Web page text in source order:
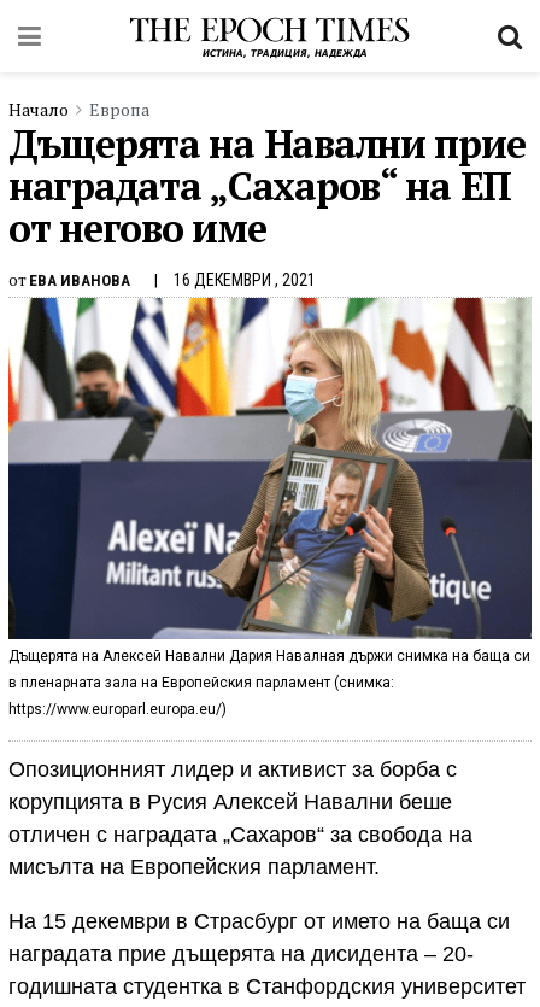
Начало Европа
Дъщерята на Навални прие
наградата „Сахаров“ на ЕП
от негово име
от ЕВА ИВАНОВА 16 ДЕКЕМВРИ , 2021
Дъщерята на Алексей Навални Дария Навалная държи снимка на баща си
в пленарната зала на Европейския парламент (снимка:
https://www.europarl.europa.eu/)
Опозиционният лидер и активист за борба с
корупцията в Русия Алексей Навални беше
отличен с наградата „Сахаров“ за свобода на
мисълта на Европейския парламент.
На 15 декември в Страсбург от името на баща си
наградата прие дъщерята на дисидента – 20-
годишната студентка в Станфордския университет